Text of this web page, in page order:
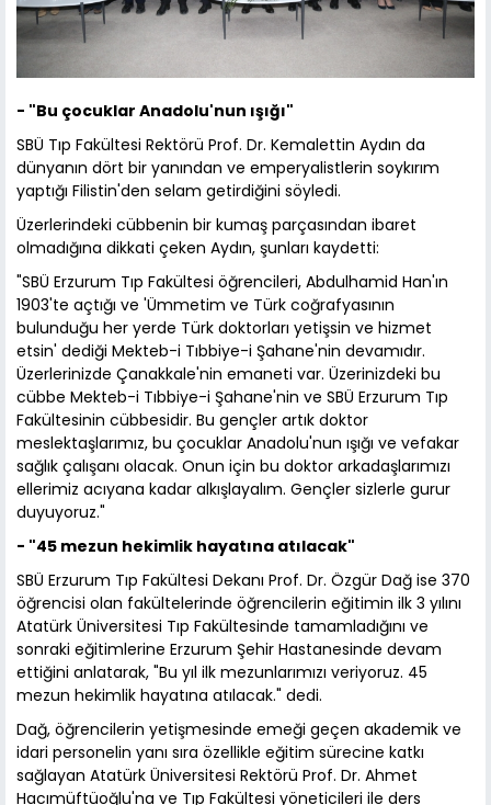
- "Bu çocuklar Anadolu'nun ışığı"
SBÜ Tıp Fakültesi Rektörü Prof. Dr. Kemalettin Aydın da
dünyanın dört bir yanından ve emperyalistlerin soykırım
yaptığı Filistin'den selam getirdiğini söyledi.
Üzerlerindeki cübbenin bir kumaş parçasından ibaret
olmadığına dikkati çeken Aydın, şunları kaydetti:
"SBÜ Erzurum Tıp Fakültesi öğrencileri, Abdulhamid Han'ın
1903'te açtığı ve 'Ümmetim ve Türk coğrafyasının
bulunduğu her yerde Türk doktorları yetişsin ve hizmet
etsin' dediği Mekteb-i Tıbbiye-i Şahane'nin devamıdır.
Üzerlerinizde Çanakkale'nin emaneti var. Üzerinizdeki bu
cübbe Mekteb-i Tıbbiye-i Şahane'nin ve SBÜ Erzurum Tıp
Fakültesinin cübbesidir. Bu gençler artık doktor
meslektaşlarımız, bu çocuklar Anadolu'nun ışığı ve vefakar
sağlık çalışanı olacak. Onun için bu doktor arkadaşlarımızı
ellerimiz acıyana kadar alkışlayalım. Gençler sizlerle gurur
duyuyoruz."
- "45 mezun hekimlik hayatına atılacak"
SBÜ Erzurum Tıp Fakültesi Dekanı Prof. Dr. Özgür Dağ ise 370
öğrencisi olan fakültelerinde öğrencilerin eğitimin ilk 3 yılını
Atatürk Üniversitesi Tıp Fakültesinde tamamladığını ve
sonraki eğitimlerine Erzurum Şehir Hastanesinde devam
ettiğini anlatarak, "Bu yıl ilk mezunlarımızı veriyoruz. 45
mezun hekimlik hayatına atılacak." dedi.
Dağ, öğrencilerin yetişmesinde emeği geçen akademik ve
idari personelin yanı sıra özellikle eğitim sürecine katkı
sağlayan Atatürk Üniversitesi Rektörü Prof. Dr. Ahmet
Hacımüftüoğlu'na ve Tıp Fakültesi yöneticileri ile ders